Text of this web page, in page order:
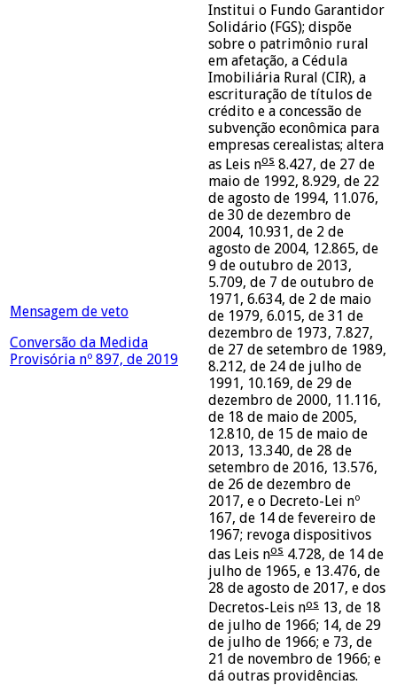
Mensagem de veto
Conversão da Medida
Provisória nº 897, de 2019
Institui o Fundo Garantidor
Solidário (FGS); dispõe
sobre o patrimônio rural
em afetação, a Cédula
Imobiliária Rural (CIR), a
escrituração de títulos de
crédito e a concessão de
subvenção econômica para
empresas cerealistas; altera
as Leis nos 8.427, de 27 de
maio de 1992, 8.929, de 22
de agosto de 1994, 11.076,
de 30 de dezembro de
2004, 10.931, de 2 de
agosto de 2004, 12.865, de
9 de outubro de 2013,
5.709, de 7 de outubro de
1971, 6.634, de 2 de maio
de 1979, 6.015, de 31 de
dezembro de 1973, 7.827,
de 27 de setembro de 1989,
8.212, de 24 de julho de
1991, 10.169, de 29 de
dezembro de 2000, 11.116,
de 18 de maio de 2005,
12.810, de 15 de maio de
2013, 13.340, de 28 de
setembro de 2016, 13.576,
de 26 de dezembro de
2017, e o Decreto-Lei nº
167, de 14 de fevereiro de
1967; revoga dispositivos
das Leis nos 4.728, de 14 de
julho de 1965, e 13.476, de
28 de agosto de 2017, e dos
Decretos-Leis nos 13, de 18
de julho de 1966; 14, de 29
de julho de 1966; e 73, de
21 de novembro de 1966; e
dá outras providências.